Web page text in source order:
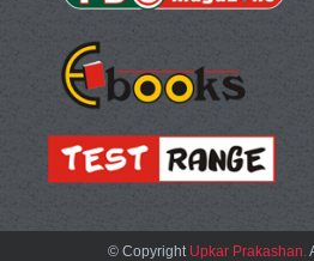
© CopyrightUpkar Prakashan.